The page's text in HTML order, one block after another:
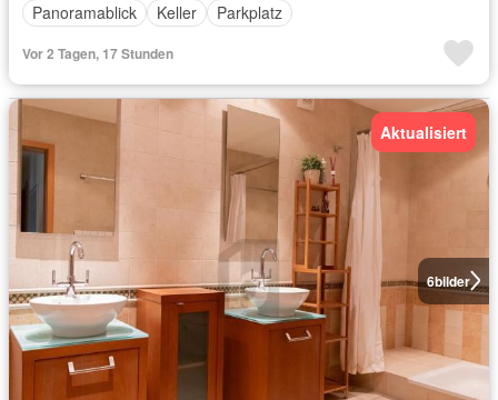
Panoramablick
Keller Parkplatz
Vor 2 Tagen, 17 Stunden
6bilder
Aktualisiert